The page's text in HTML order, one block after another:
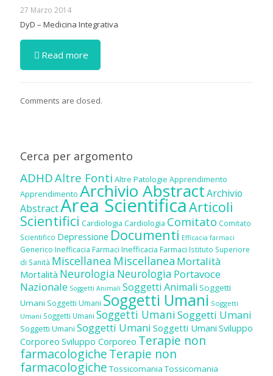
27 Marzo 2014
DyD – Medicina Integrativa
Read more
Comments are closed.
Cerca per argomento
ADHDAltre Fonti Altre Patologie Apprendimento
Apprendimento Archivio AbstractArchivio
AbstractArea ScientificaArticoli
Scientifici Cardiologia Cardiologia Comitato Comitato
Scientifico Depressione Documenti Efficacia farmaci
Generico Inefficacia Farmaci Inefficacia Farmaci Istituto Superiore
di Sanità Miscellanea Miscellanea Mortalità
Mortalità Neurologia Neurologia Portavoce
Nazionale Soggetti Animali Soggetti Animali Soggetti
Umani Soggetti Umani Soggetti Umani Soggetti
Umani Soggetti Umani Soggetti UmaniSoggetti Umani
Soggetti Umani Soggetti Umani Soggetti Umani Sviluppo
Corporeo Sviluppo Corporeo Terapie non
farmacologicheTerapie non
farmacologiche Tossicomania Tossicomania